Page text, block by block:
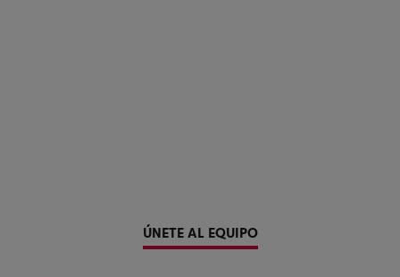
ÚNETE AL EQUIPO